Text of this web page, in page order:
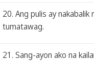
20. Ang pulis ay
tumatawag.
21. Sang-ayon ako na